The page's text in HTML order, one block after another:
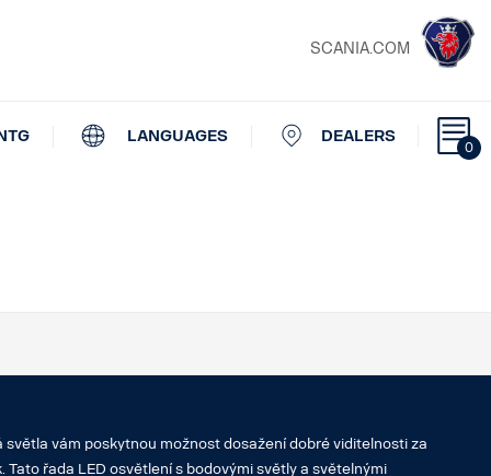
SCANIA.COM
0
LANGUAGES DEALERS
světla vám poskytnou možnost dosažení dobré viditelnosti za
řada LED osvětlení s bodovými světly a světelnými